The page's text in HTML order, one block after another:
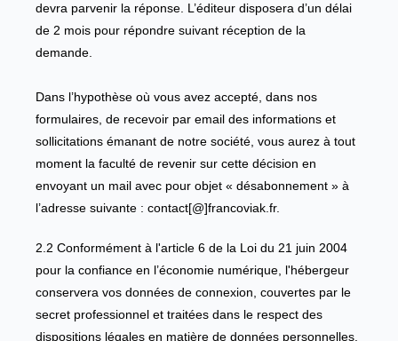
devra parvenir la réponse. L’éditeur disposera d’un délai
de 2 mois pour répondre suivant réception de la
demande.
Dans l’hypothèse où vous avez accepté, dans nos
formulaires, de recevoir par email des informations et
sollicitations émanant de notre société, vous aurez à tout
moment la faculté de revenir sur cette décision en
envoyant un mail avec pour objet « désabonnement » à
l’adresse suivante : contact[@]francoviak.fr.
2.2 Conformément à l'article 6 de la Loi du 21 juin 2004
pour la confiance en l’économie numérique, l'hébergeur
conservera vos données de connexion, couvertes par le
secret professionnel et traitées dans le respect des
dispositions légales en matière de données personnelles.